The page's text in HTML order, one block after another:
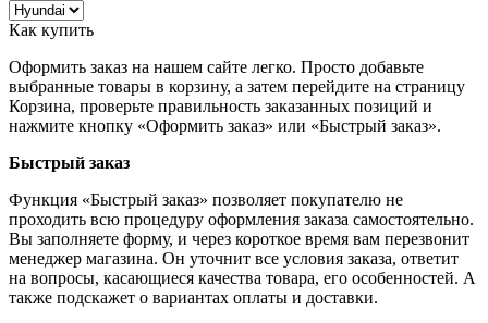
Как купить
Оформить заказ на нашем сайте легко. Просто добавьте
выбранные товары в корзину, а затем перейдите на страницу
Корзина, проверьте правильность заказанных позиций и
нажмите кнопку «Оформить заказ» или «Быстрый заказ».
Быстрый заказ
Функция «Быстрый заказ» позволяет покупателю не
проходить всю процедуру оформления заказа самостоятельно.
Вы заполняете форму, и через короткое время вам перезвонит
менеджер магазина. Он уточнит все условия заказа, ответит
на вопросы, касающиеся качества товара, его особенностей. А
также подскажет о вариантах оплаты и доставки.